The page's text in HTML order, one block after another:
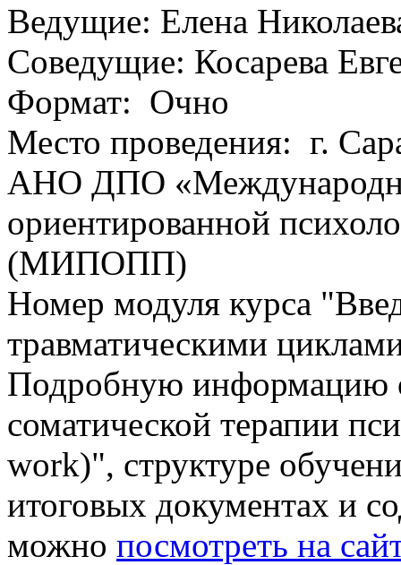
Ведущие: Елена
Соведущие: Косарева
Формат: Очно
Место проведения: г.
АНО ДПО
ориентированной
(МИПОПП)
Номер модуля курса
травматическими
Подробную информацию
соматической терапии
work)", структуре
итоговых документах и
можно посмотреть на